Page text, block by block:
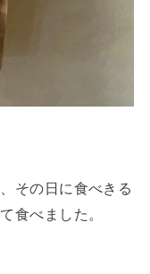
その日に食べきる
食べました。